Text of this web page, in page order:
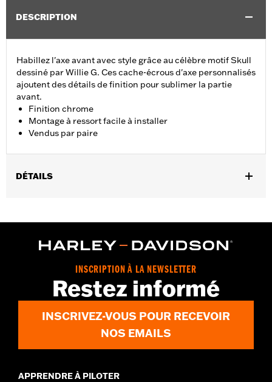
DESCRIPTION
Habillez l'axe avant avec style grâce au célèbre motif Skull
dessiné par Willie G. Ces cache-écrous d'axe personnalisés
ajoutent des détails de finition pour sublimer la partie
avant.
Finition chrome
Montage à ressort facile à installer
Vendus par paire
DÉTAILS
Instructions d’installation
INSCRIPTION À LA NEWSLETTER
Restez informé
INSCRIVEZ-VOUS POUR RECEVOIR
NOS EMAILS
APPRENDRE À PILOTER